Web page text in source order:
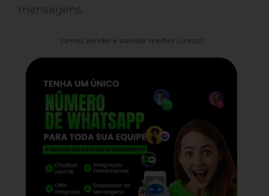
mensagens.
Vamos vender e atender melhor juntos?